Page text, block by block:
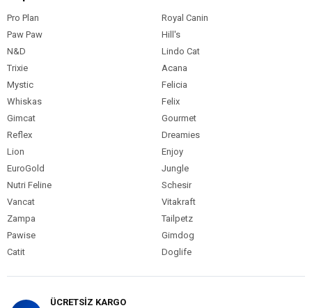
Pro Plan
Royal Canin
Paw Paw
Hill's
N&D
Lindo Cat
Trixie
Acana
Mystic
Felicia
Whiskas
Felix
Gimcat
Gourmet
Reflex
Dreamies
Lion
Enjoy
EuroGold
Jungle
Nutri Feline
Schesir
Vancat
Vitakraft
Zampa
Tailpetz
Pawise
Gimdog
Catit
Doglife
ÜCRETSİZ KARGO